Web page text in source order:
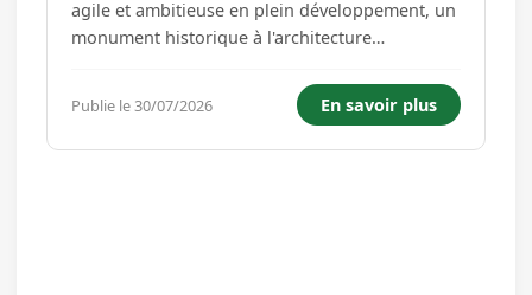
agile et ambitieuse en plein développement, un
monument historique à l'architecture
rencontre et inscrit sur la liste de l'UNESCO. -
2ème site touristique de Franche-Comté,
140.000 visiteurs annuels, musé...
Publie le 30/07/2026 En savoir plus